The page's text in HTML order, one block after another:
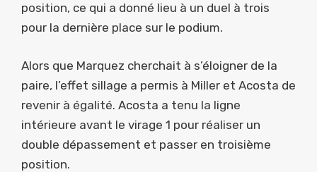
position, ce qui a donné lieu à un duel à trois
pour la dernière place sur le podium.
Alors que Marquez cherchait à s’éloigner de la
paire, l’effet sillage a permis à Miller et Acosta de
revenir à égalité. Acosta a tenu la ligne
intérieure avant le virage 1 pour réaliser un
double dépassement et passer en troisième
position.